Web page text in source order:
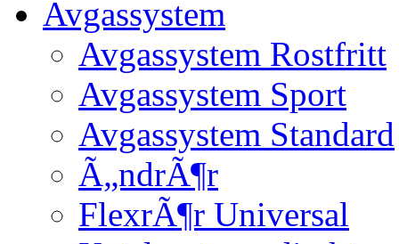
Avgassystem
Avgassystem Rostfritt
Avgassystem Sport
Avgassystem Standard
Ã„ndrÃ¶r
FlexrÃ¶r Universal